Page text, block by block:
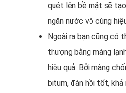
quét lên bề mặt sẽ
ngăn nước vô cùng
Ngoài ra bạn cũng có
thượng bằng màng
hiệu quả. Bởi màng
bitum, đàn hồi tốt, khả